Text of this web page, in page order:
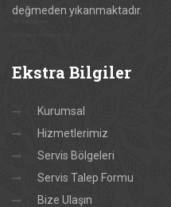
değmeden yıkanmaktadır.
Ekstra Bilgiler
Kurumsal
Hizmetlerimiz
Servis Bölgeleri
Servis Talep Formu
Bize Ulaşın